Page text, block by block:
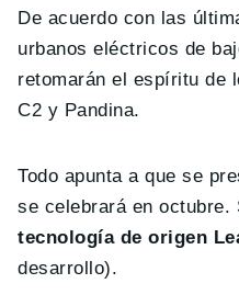
De acuerdo con las
urbanos eléctricos de
retomarán el espíritu de
C2 y Pandina.
Todo apunta a que se
se celebrará en octubre.
tecnología de origen
desarrollo).